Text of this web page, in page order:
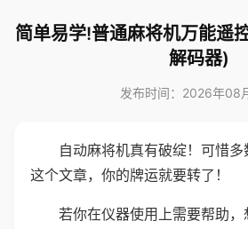
简单易学!普通麻将机万能遥
解码器)
发布时间：2026年08
自动麻将机真有破绽！可惜多
这个文章，你的牌运就要转了！
若你在仪器使用上需要帮助